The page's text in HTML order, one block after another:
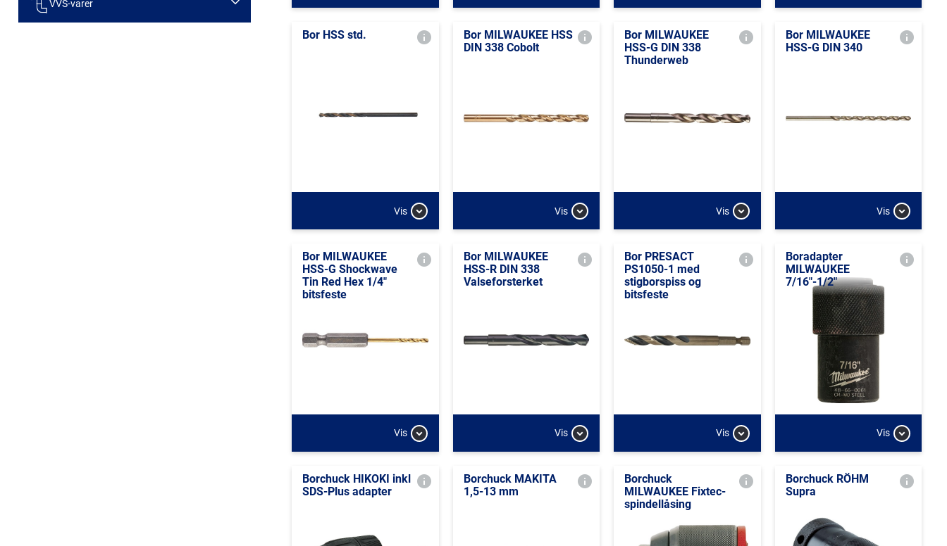
VVS-varer
Bor HSS std.
Vis
Bor MILWAUKEE HSS
DIN 338 Cobolt
Vis
Bor MILWAUKEE
HSS-G DIN 338
Thunderweb
Vis
Bor MILWAUKEE
HSS-G DIN 340
Vis
Bor MILWAUKEE
HSS-G Shockwave
Tin Red Hex 1/4"
bitsfeste
Vis
Bor MILWAUKEE
HSS-R DIN 338
Valseforsterket
Vis
Bor PRESACT
PS1050-1 med
stigborspiss og
bitsfeste
Vis
Boradapter
MILWAUKEE
7/16"-1/2"
Vis
Borchuck HIKOKI inkl
SDS-Plus adapter
Borchuck MAKITA
1,5-13 mm
Borchuck
MILWAUKEE Fixtec-
spindellåsing
Borchuck RÖHM
Supra